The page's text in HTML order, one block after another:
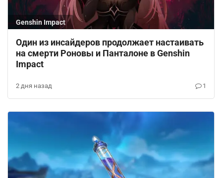
Genshin Impact
Один из инсайдеров продолжает настаивать
на смерти Роновы и Панталоне в Genshin
Impact
2 дня назад 1